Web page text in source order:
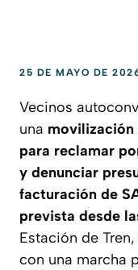
25 DE MAYO DE
Vecinos
una movilización
para reclamar
y denunciar
facturación de
prevista desde
Estación de
con una marcha